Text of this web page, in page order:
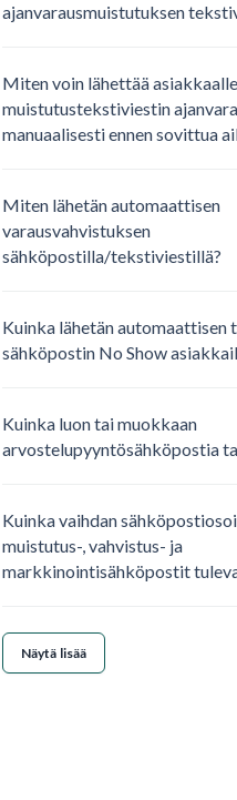
ajanvarausmuistutuksen
Miten voin lähettää asiakkaalle
muistutustekstiviestin
manuaalisesti ennen sovittua
Miten lähetän automaattisen
varausvahvistuksen
sähköpostilla/tekstiviestillä?
Kuinka lähetän automaattisen
sähköpostin No Show
Kuinka luon tai muokkaan
arvostelupyyntösähköpostia
Kuinka vaihdan
muistutus-, vahvistus- ja
markkinointisähköpostit
Näytä lisää